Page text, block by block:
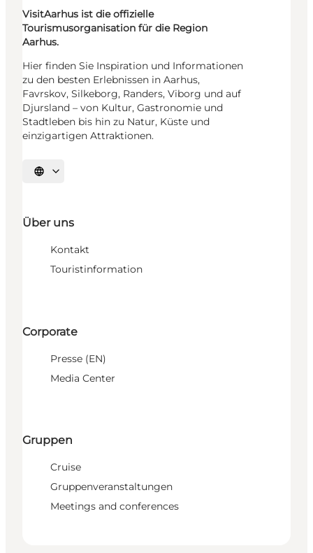
VisitAarhus ist die offizielle
Tourismusorganisation für die Region
Aarhus.
Hier finden Sie Inspiration und Informationen
zu den besten Erlebnissen in Aarhus,
Favrskov, Silkeborg, Randers, Viborg und auf
Djursland – von Kultur, Gastronomie und
Stadtleben bis hin zu Natur, Küste und
einzigartigen Attraktionen.
Sprache auswählen
Über uns
Kontakt
Touristinformation
Corporate
Presse (EN)
Media Center
Gruppen
Cruise
Gruppenveranstaltungen
Meetings and conferences